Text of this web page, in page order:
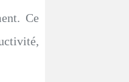
Ce